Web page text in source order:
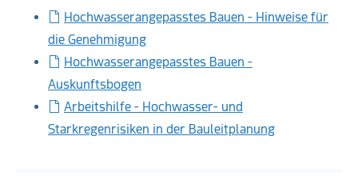
Hochwasserangepasstes Bauen - Hinweise für
die Genehmigung
Hochwasserangepasstes Bauen -
Auskunftsbogen
Arbeitshilfe - Hochwasser- und
Starkregenrisiken in der Bauleitplanung